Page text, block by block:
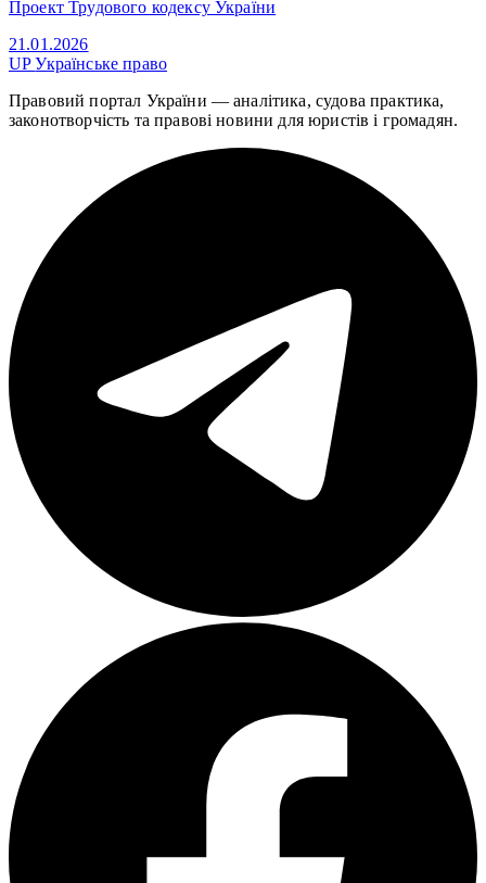
Проект Трудового кодексу України
21.01.2026
UPУкраїнське право
Правовий портал України — аналітика, судова практика,
законотворчість та правові новини для юристів і громадян.